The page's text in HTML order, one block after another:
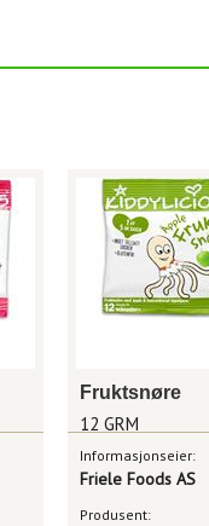
Fruktsnøre
12 GRM
Informasjonseier:
Friele Foods AS
Produsent: